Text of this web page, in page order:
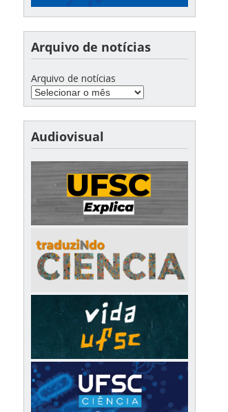
Arquivo de notícias
Arquivo de notícias
Audiovisual